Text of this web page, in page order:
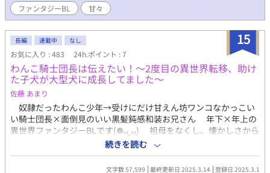
ファンタジーBL
甘々
15
長編 連載中 なし
お気に入り : 483 24h.ポイント : 7
わんこ騎士団長は伝えたい！〜2度目の異世界転移、助け
た子犬が大型犬に成長してました〜
佐藤 あまり
奴隷だったわんこ少年→受けにだけ甘えん坊ワンコなかっこい
い騎士団長×面倒見のいい黒髪鈍感和装お兄さん 年下×年上の
異世界ファンタジーBLです(❁ᴗ͈ˬᴗ͈) 祖母をなくし、懐かしさから
迷い込んだお祭りで怪しい刀を手にしたレイ。異世界転移し、妖
刀の力を使って冒険者として暮らすレイが出会ったのは、目を怪
我し奴隷として不要と判断された幼い犬獣人の少年だった。 レ
続きを読む
文字数 57,599 最終更新日 2025.3.14 登録日 2025.3.1